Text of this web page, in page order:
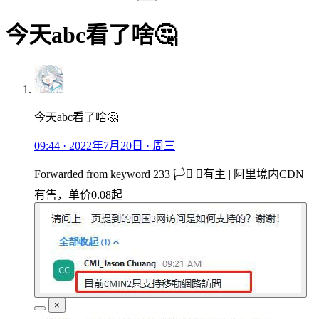
今天abc看了啥🤔
今天abc看了啥🤔
09:44 · 2022年7月20日 · 周三
Forwarded from keyword 233 🏳️‍⚧️ （有主 | 阿里境内CDN
有售，单价0.08起
×